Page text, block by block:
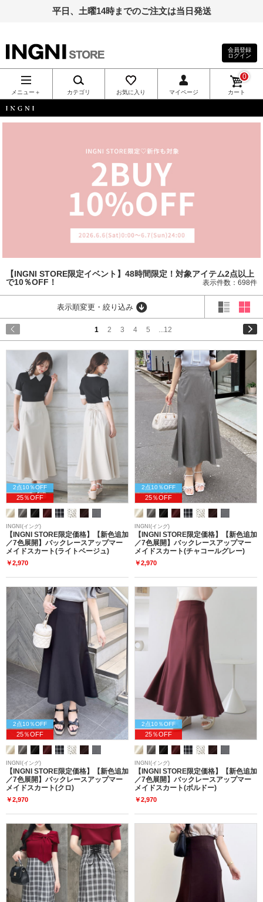
平日、土曜14時までのご注文は当日発送
INGNI（イン
グ）公式通
販｜INGNI
会員登録
ログイン
メニュー＋ カテゴリ お気に入り マイページ カート
0
INGNI
【INGNI STORE限定イベント】48時間限定！対象アイテム2点以上
で10％OFF！
表示件数：698件
表示順変更・絞り込み
1 2 3 4 5 ...12
2点10％OFF
25％OFF
INGNI(イング)
【INGNI STORE限定価格】【新色追加
／7色展開】バックレースアップマー
メイドスカート(ライトベージュ)
￥2,970
2点10％OFF
25％OFF
INGNI(イング)
【INGNI STORE限定価格】【新色追加
／7色展開】バックレースアップマー
メイドスカート(チャコールグレー)
￥2,970
2点10％OFF
25％OFF
INGNI(イング)
【INGNI STORE限定価格】【新色追加
／7色展開】バックレースアップマー
メイドスカート(クロ)
￥2,970
2点10％OFF
25％OFF
INGNI(イング)
【INGNI STORE限定価格】【新色追加
／7色展開】バックレースアップマー
メイドスカート(ボルドー)
￥2,970